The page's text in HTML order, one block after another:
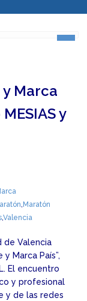
y Marca
y
, Maratón
,Valencia
de Valencia
Marca País”,
El encuentro
y profesional
y de las redes